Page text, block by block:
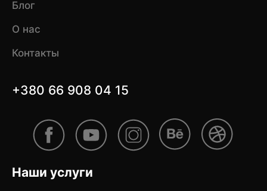
Блог
О нас
Контакты
+380 66 908 04 15
Наши услуги